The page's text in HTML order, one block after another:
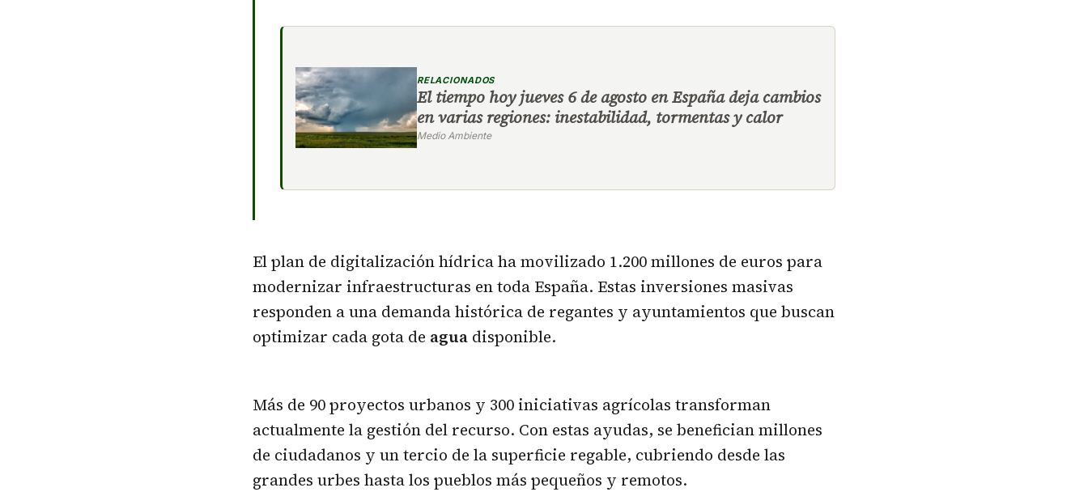
RELACIONADOS
El tiempo hoy jueves 6 de agosto en España deja cambios
en varias regiones: inestabilidad, tormentas y calor
Medio Ambiente
El plan de digitalización hídrica ha movilizado 1.200 millones de euros para
modernizar infraestructuras en toda España. Estas inversiones masivas
responden a una demanda histórica de regantes y ayuntamientos que buscan
optimizar cada gota de agua disponible.
Más de 90 proyectos urbanos y 300 iniciativas agrícolas transforman
actualmente la gestión del recurso. Con estas ayudas, se benefician millones
de ciudadanos y un tercio de la superficie regable, cubriendo desde las
grandes urbes hasta los pueblos más pequeños y remotos.